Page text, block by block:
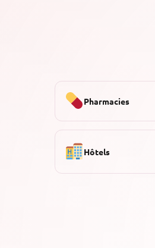
Pharmacies
Hôtels